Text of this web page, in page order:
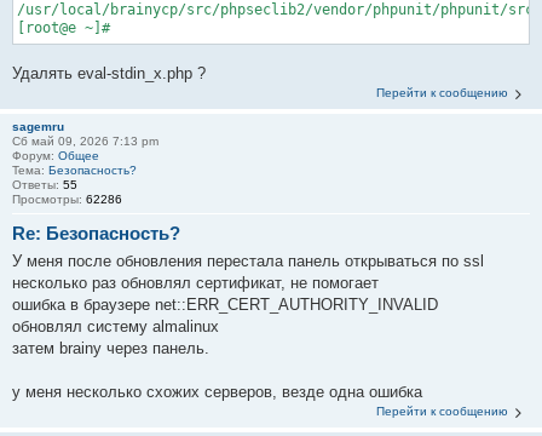
/usr/local/brainycp/src/phpseclib2/vendor/phpunit/phpunit/
[root@e ~]#
Удалять eval-stdin_x.php ?
Перейти к сообщению
sagemru
Сб май 09, 2026 7:13 pm
Форум: Общее
Тема: Безопасность?
Ответы: 55
Просмотры: 62286
Re: Безопасность?
У меня после обновления перестала панель открываться по ssl
несколько раз обновлял сертификат, не помогает
ошибка в браузере net::ERR_CERT_AUTHORITY_INVALID
обновлял систему almalinux
затем brainy через панель.
у меня несколько схожих серверов, везде одна ошибка
Перейти к сообщению